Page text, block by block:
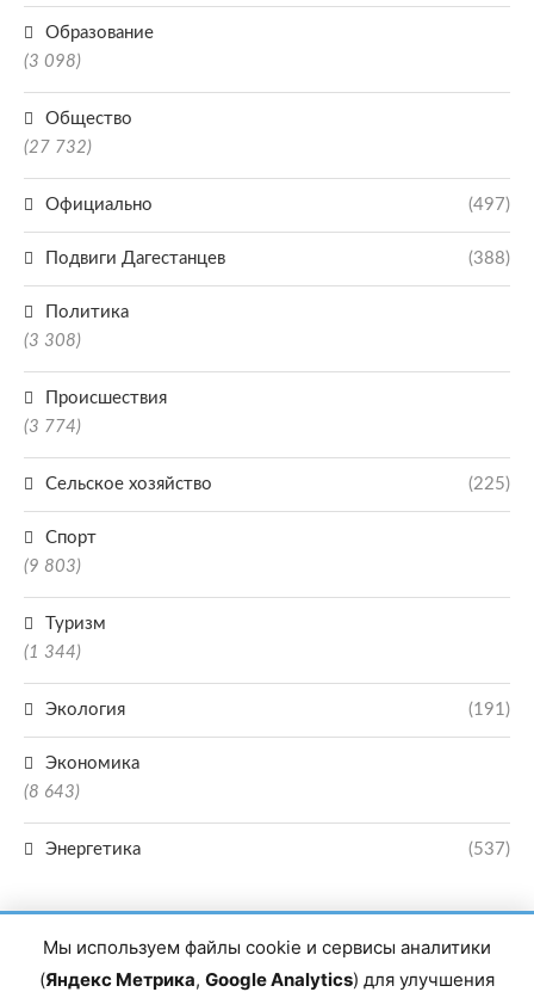
Образование
(3 098)
Общество
(27 732)
Официально (497)
Подвиги Дагестанцев (388)
Политика
(3 308)
Происшествия
(3 774)
Сельское хозяйство (225)
Спорт
(9 803)
Туризм
(1 344)
Экология (191)
Экономика
(8 643)
Энергетика (537)
Мы используем файлы cookie и сервисы аналитики
(Яндекс Метрика, Google Analytics) для улучшения